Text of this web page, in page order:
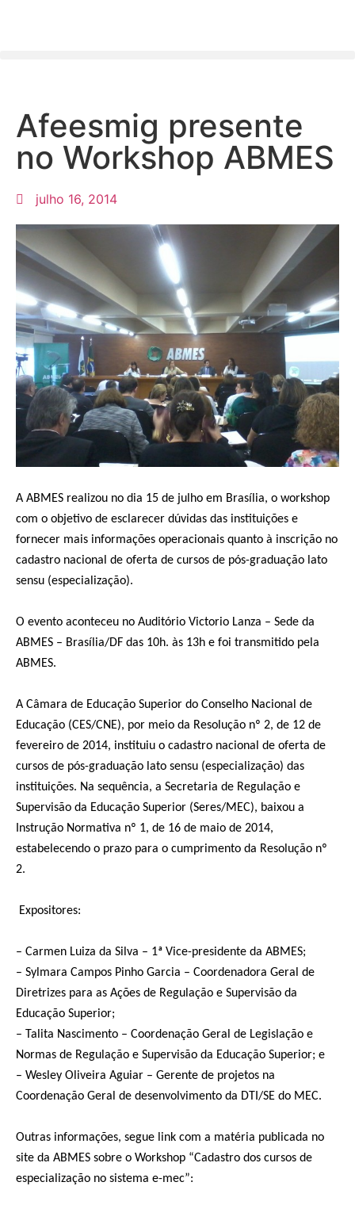
Afeesmig presente
no Workshop ABMES
julho 16, 2014
A ABMES realizou no dia 15 de julho em Brasília, o workshop
com o objetivo de esclarecer dúvidas das instituições e
fornecer mais informações operacionais quanto à inscrição no
cadastro nacional de oferta de cursos de pós-graduação lato
sensu (especialização).
O evento aconteceu no Auditório Victorio Lanza – Sede da
ABMES – Brasília/DF das 10h. às 13h e foi transmitido pela
ABMES.
A Câmara de Educação Superior do Conselho Nacional de
Educação (CES/CNE), por meio da Resolução nº 2, de 12 de
fevereiro de 2014, instituiu o cadastro nacional de oferta de
cursos de pós-graduação lato sensu (especialização) das
instituições. Na sequência, a Secretaria de Regulação e
Supervisão da Educação Superior (Seres/MEC), baixou a
Instrução Normativa nº 1, de 16 de maio de 2014,
estabelecendo o prazo para o cumprimento da Resolução nº
2.
Expositores:
– Carmen Luiza da Silva – 1ª Vice-presidente da ABMES;
– Sylmara Campos Pinho Garcia – Coordenadora Geral de
Diretrizes para as Ações de Regulação e Supervisão da
Educação Superior;
– Talita Nascimento – Coordenação Geral de Legislação e
Normas de Regulação e Supervisão da Educação Superior; e
– Wesley Oliveira Aguiar – Gerente de projetos na
Coordenação Geral de desenvolvimento da DTI/SE do MEC.
Outras informações, segue link com a matéria publicada no
site da ABMES sobre o Workshop “Cadastro dos cursos de
especialização no sistema e-mec”: